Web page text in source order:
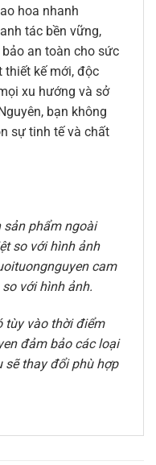
hoa nhanh
tác bền vững,
an toàn cho sức
thiết kế mới, độc
xu hướng và sở
bạn không
sự tinh tế và chất
sản phẩm ngoài
so với hình ảnh
cam
với hình ảnh.
tùy vào thời điểm
đảm bảo các loại
sẽ thay đổi phù hợp